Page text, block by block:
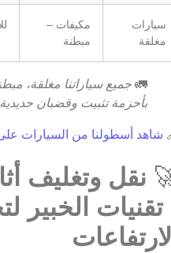
سيارات
مغلقة
مكيفات –
مبطنة
🚛 جميع سياراتنا مغلقة،
بأحزمة تثبيت وقضبان حديدية
شاهد أسطولنا من السيارات
نقل وتغليف
الخبير